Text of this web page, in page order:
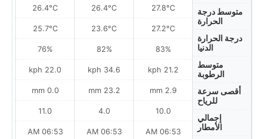
متوسط درجة
الحرارة
درجة الحرارة
الدنيا
متوسط
الرطوبة
أقصى سرعة
للرياح
إجمالي
الأمطار
27.8°C
27.2°C
83%
21.2 kph
2.9 mm
10.0
06:53 AM
26.4°C
23.6°C
82%
34.6 kph
23.2 mm
4.0
06:53 AM
26.4°C
25.7°C
76%
22.0 kph
0.0 mm
11.0
06:53 AM